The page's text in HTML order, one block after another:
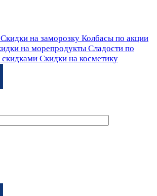
Скидки на заморозку Колбасы по акции
на морепродукты Сладости по
Скидки на косметику